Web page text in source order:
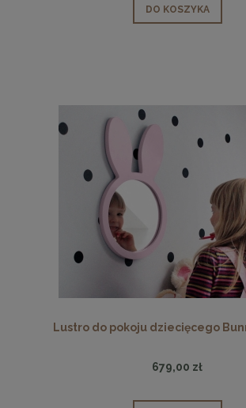
DO KOSZYKA
Lustro do pokoju dziecięcego
679,00 zł